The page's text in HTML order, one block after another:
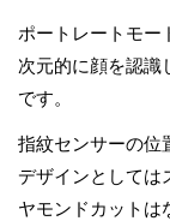
ポートレートモー
次元的に顔を認識
です。
指紋センサーの位
デザインとしては
ヤモンドカットは